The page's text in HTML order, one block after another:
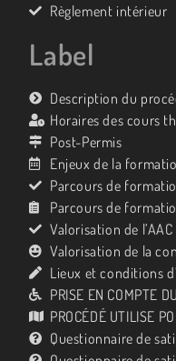
Règlement intérieur
Label
Description du
Horaires des cours
Post-Permis
Enjeux de la
Parcours de
Parcours de
Valorisation de l’AAC
Valorisation de la
Lieux et conditions
PRISE EN COMPTE
PROCÉDÉ UTILISE
Questionnaire de